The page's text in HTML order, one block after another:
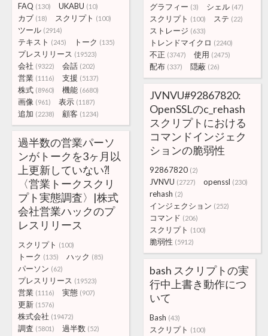
FAQ (130) UKABU (10)
カブ (18) スクリプト (100)
ツール (2914)
テキスト (245) トーク (135)
プレスリリース (19523)
会社 (9322) 会話 (202)
営業 (1116) 支援 (5137)
株式 (8960) 機能 (6680)
画像 (961) 表示 (1187)
追加 (2238) 顧客 (1234)
グラフィー (3) シェル (47)
スクリプト (100) ステ (22)
ストレージ (633)
トレンドマイクロ (2240)
不正 (3747) 使用 (2475)
配布 (337) 隠蔽 (26)
JVNVU#92867820:
OpenSSLのc_rehash
スクリプトにおける
コマンドインジェク
ションの脆弱性
92867820 (2)
JVNVU (2727) openssl (230)
rehash (2)
インジェクション (252)
コマンド (206)
スクリプト (100)
脆弱性 (5912)
過半数の営業パーソ
ンがトークを3ヶ月以
上更新していない⁈
〈営業トークスクリ
プト実態調査〉|株式
会社営業ハックのプ
レスリリース
スクリプト (100)
トーク (135) ハック (85)
パーソン (62)
プレスリリース (19523)
営業 (1116) 実態 (907)
更新 (1576)
株式会社 (19472)
調査 (5801) 過半数 (52)
bash スクリプトの実
行中上書き動作につ
いて
Bash (43)
スクリプト (100)